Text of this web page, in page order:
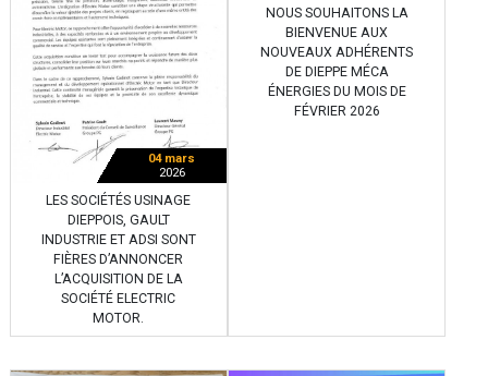
04 mars
2026
LES SOCIÉTÉS USINAGE
DIEPPOIS, GAULT
INDUSTRIE ET ADSI SONT
FIÈRES D’ANNONCER
L’ACQUISITION DE LA
SOCIÉTÉ ELECTRIC
MOTOR.
NOUS SOUHAITONS LA
BIENVENUE AUX
NOUVEAUX ADHÉRENTS
DE DIEPPE MÉCA
ÉNERGIES DU MOIS DE
FÉVRIER 2026